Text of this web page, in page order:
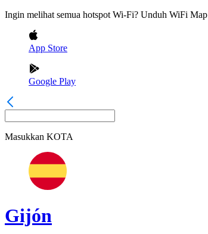
Ingin melihat semua hotspot Wi-Fi? Unduh WiFi Map
App Store
Google Play
Masukkan KOTA
Gijón